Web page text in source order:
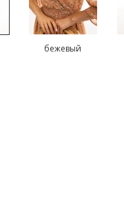
бежевый